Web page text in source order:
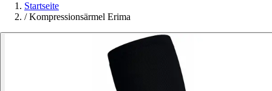
Startseite
/ Kompressionsärmel Erima